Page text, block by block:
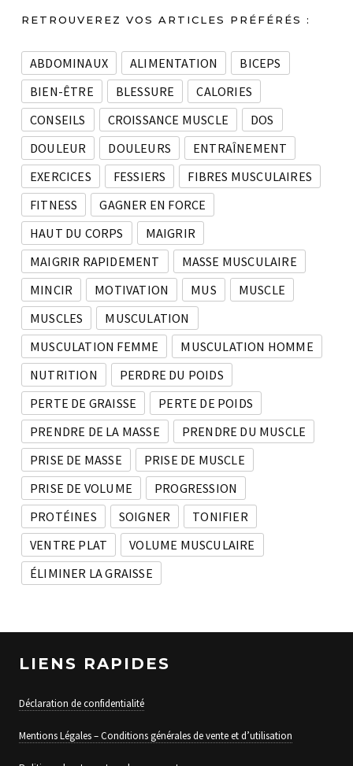
RETROUVEREZ VOS ARTICLES PRÉFÉRÉS :
ABDOMINAUX ALIMENTATION
BICEPS
BIEN-ÊTRE
BLESSURE
CALORIES
CONSEILS
CROISSANCE MUSCLE
DOS
DOULEUR
DOULEURS
ENTRAÎNEMENT
EXERCICES
FESSIERS
FIBRES MUSCULAIRES
FITNESS
GAGNER EN FORCE
HAUT DU CORPS
MAIGRIR
MAIGRIR RAPIDEMENT
MASSE MUSCULAIRE
MINCIR
MOTIVATION MUS
MUSCLE
MUSCLES
MUSCULATION
MUSCULATION FEMME
MUSCULATION HOMME
NUTRITION
PERDRE DU POIDS
PERTE DE GRAISSE
PERTE DE POIDS
PRENDRE DE LA MASSE
PRENDRE DU MUSCLE
PRISE DE MASSE
PRISE DE MUSCLE
PRISE DE VOLUME
PROGRESSION
PROTÉINES
SOIGNER
TONIFIER
VENTRE PLAT
VOLUME MUSCULAIRE
ÉLIMINER LA GRAISSE
LIENS RAPIDES
Déclaration de confidentialité
Mentions Légales – Conditions générales de vente et d’utilisation